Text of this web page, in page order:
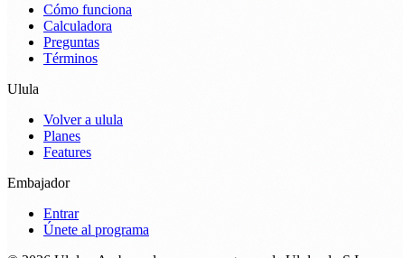
Cómo funciona
Calculadora
Preguntas
Términos
Ulula
Volver a ulula
Planes
Features
Embajador
Entrar
Únete al programa